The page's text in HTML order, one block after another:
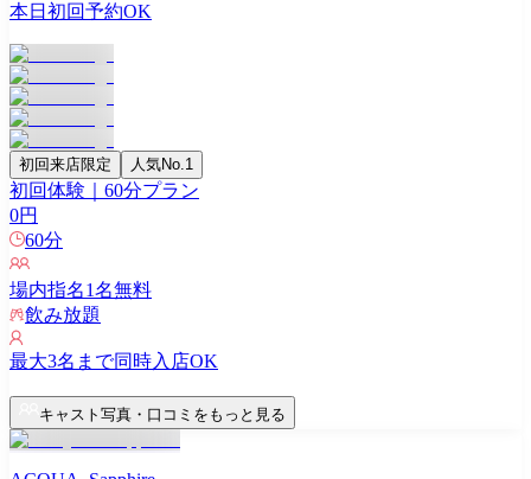
本日初回予約OK
初回来店限定 人気No.1
初回体験｜60分プラン
0円
60分
場内指名1名無料
飲み放題
最大3名まで同時入店OK
キャスト写真・口コミをもっと見る